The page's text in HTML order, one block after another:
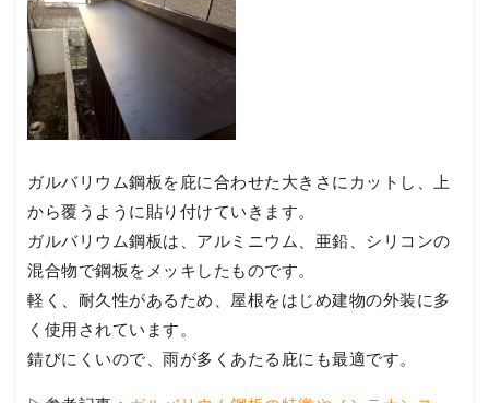
ガルバリウム鋼板を庇に合わせた大きさにカットし、上
から覆うように貼り付けていきます。
ガルバリウム鋼板は、アルミニウム、亜鉛、シリコンの
混合物で鋼板をメッキしたものです。
軽く、耐久性があるため、屋根をはじめ建物の外装に多
く使用されています。
錆びにくいので、雨が多くあたる庇にも最適です。